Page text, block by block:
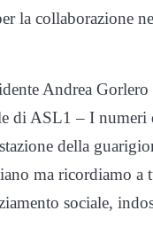
la collaborazione
Andrea
di ASL1 – I numeri
della
ma ricordiamo a
sociale,